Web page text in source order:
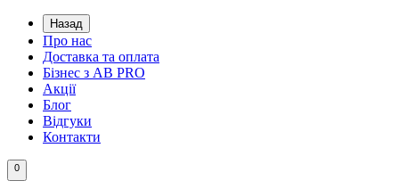
Назад
Про нас
Доставка та оплата
Бізнес з AB PRO
Акції
Блог
Відгуки
Контакти
0